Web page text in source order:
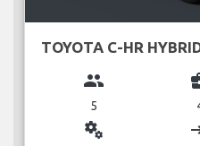
TOYOTA C-HR
group
5
miscellaneous_services